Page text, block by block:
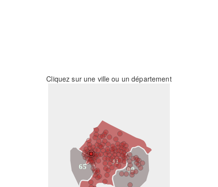
Cliquez sur une ville ou un département
31
09
65